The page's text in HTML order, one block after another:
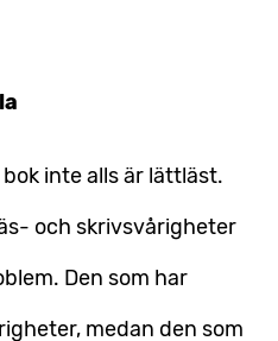
inte alls är lättläst.
och skrivsvårigheter
Den som har
medan den som